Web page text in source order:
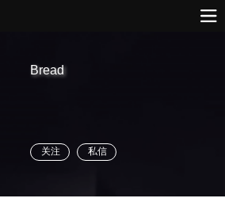
Bread
关注 私信